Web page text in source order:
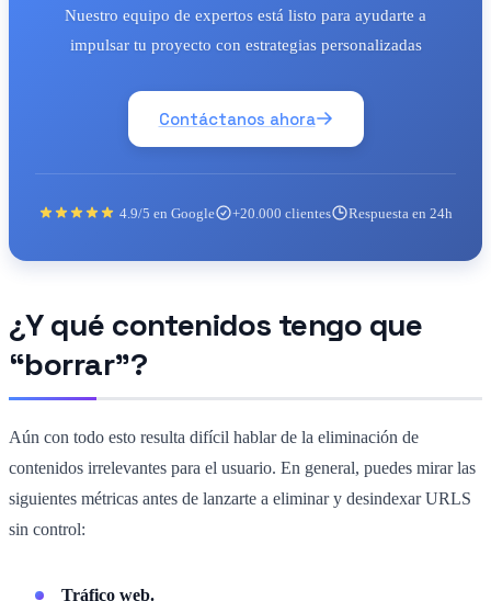
Nuestro equipo de expertos está listo para ayudarte a
impulsar tu proyecto con estrategias personalizadas
Contáctanos ahora
4.9/5 en Google +20.000 clientes Respuesta en 24h
¿Y qué contenidos tengo que
“borrar”?
Aún con todo esto resulta difícil hablar de la eliminación de
contenidos irrelevantes para el usuario. En general, puedes mirar las
siguientes métricas antes de lanzarte a eliminar y desindexar URLS
sin control:
Tráfico web.